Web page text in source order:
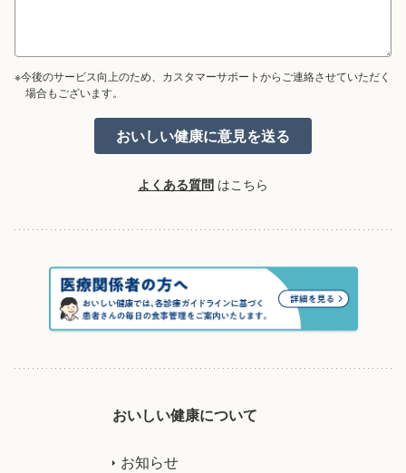
※今後のサービス向上のため、カスタマーサポートからご連絡させていただく
場合もございます。
よくある質問 はこちら
おいしい健康について
お知らせ